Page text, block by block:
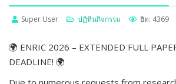
Super User ปฏิทินกิจกรรม ฮิต: 4369
🌍 ENRIC 2026 – EXTENDED FULL
DEADLINE! 🌍